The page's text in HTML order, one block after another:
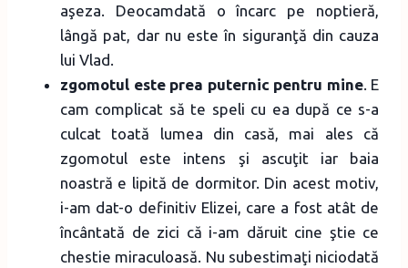
aşeza. Deocamdată o încarc pe noptieră,
lângă pat, dar nu este în siguranţă din cauza
lui Vlad.
zgomotul este prea puternic pentru mine. E
cam complicat să te speli cu ea după ce s-a
culcat toată lumea din casă, mai ales că
zgomotul este intens şi ascuţit iar baia
noastră e lipită de dormitor. Din acest motiv,
i-am dat-o definitiv Elizei, care a fost atât de
încântată de zici că i-am dăruit cine ştie ce
chestie miraculoasă. Nu subestimaţi niciodată